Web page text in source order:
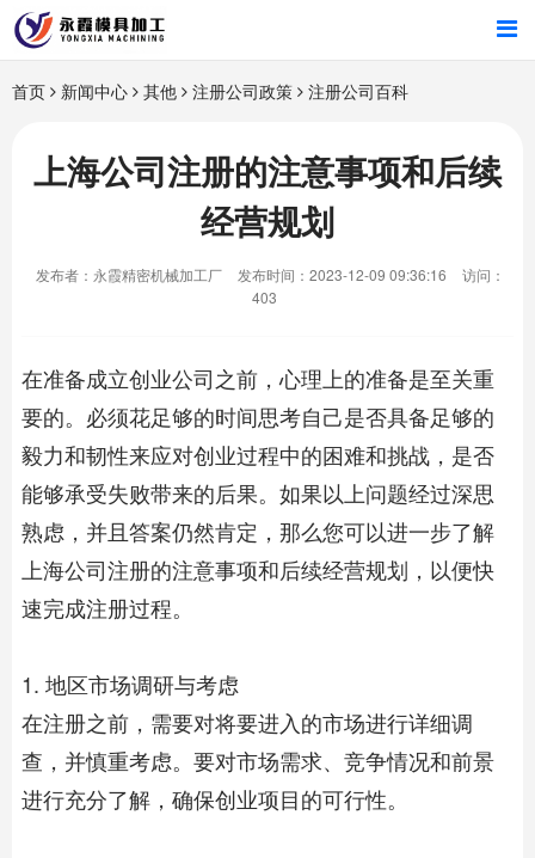
首页
产品中心
关于我们
首页 新闻中心 其他 注册公司政策 注册公司百科
上海公司注册的注意事项和后续
经营规划
发布者：永霞精密机械加工厂 发布时间：2023-12-09 09:36:16
访问：
403
在准备成立创业公司之前，心理上的准备是至关重
要的。必须花足够的时间思考自己是否具备足够的
毅力和韧性来应对创业过程中的困难和挑战，是否
能够承受失败带来的后果。如果以上问题经过深思
熟虑，并且答案仍然肯定，那么您可以进一步了解
上海公司注册的注意事项和后续经营规划，以便快
速完成注册过程。
1. 地区市场调研与考虑
在注册之前，需要对将要进入的市场进行详细调
查，并慎重考虑。要对市场需求、竞争情况和前景
进行充分了解，确保创业项目的可行性。